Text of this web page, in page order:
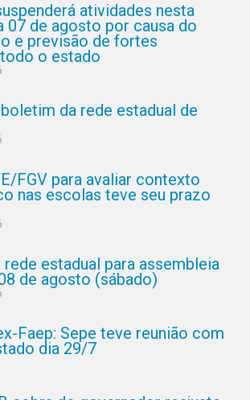
atividades nesta
07 de agosto por causa do
e previsão de fortes
o estado
da rede estadual de
FGV para avaliar contexto
nas escolas teve seu prazo
estadual para assembleia
de agosto (sábado)
Faep: Sepe teve reunião com
dia 29/7